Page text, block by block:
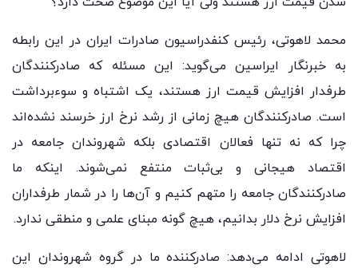
محمد لاهوتی، رئیس کنفدراسیون صادرات ایران در این رابطه
به خبرنگار ایراسین می‌گوید: این مسئله که صادرکنندگان
طرفدار افزایش قیمت ارز هستند، یک اشتباه و سوءبرداشت
است. صادرکنندگان هیچ زمانی از رشد نرخ ارز خرسند نشده‌اند
چرا که نه تنها فعالان اقتصادی بلکه شهروندان جامعه در
اقتصاد هیجانی و بی‌ثبات منتفع نمی‌شوند. اینکه ما
صادرکنندگان جامعه را متهم کنیم و آن‌ها را در شمار طرفداران
افزایش نرخ دلار بدانیم، هیچ گونه مبنای علمی و منطقی ندارد.
لاهوتی ادامه می‌دهد: صادرکننده ما در گروه شهروندان این